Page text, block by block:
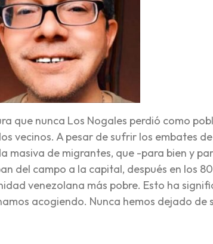
que nunca Los Nogales perdió como
vecinos. A pesar de sufrir los embates
masiva de migrantes, que -para bien y
del campo a la capital, después en los
venezolana más pobre. Esto ha
acogiendo. Nunca hemos dejado de